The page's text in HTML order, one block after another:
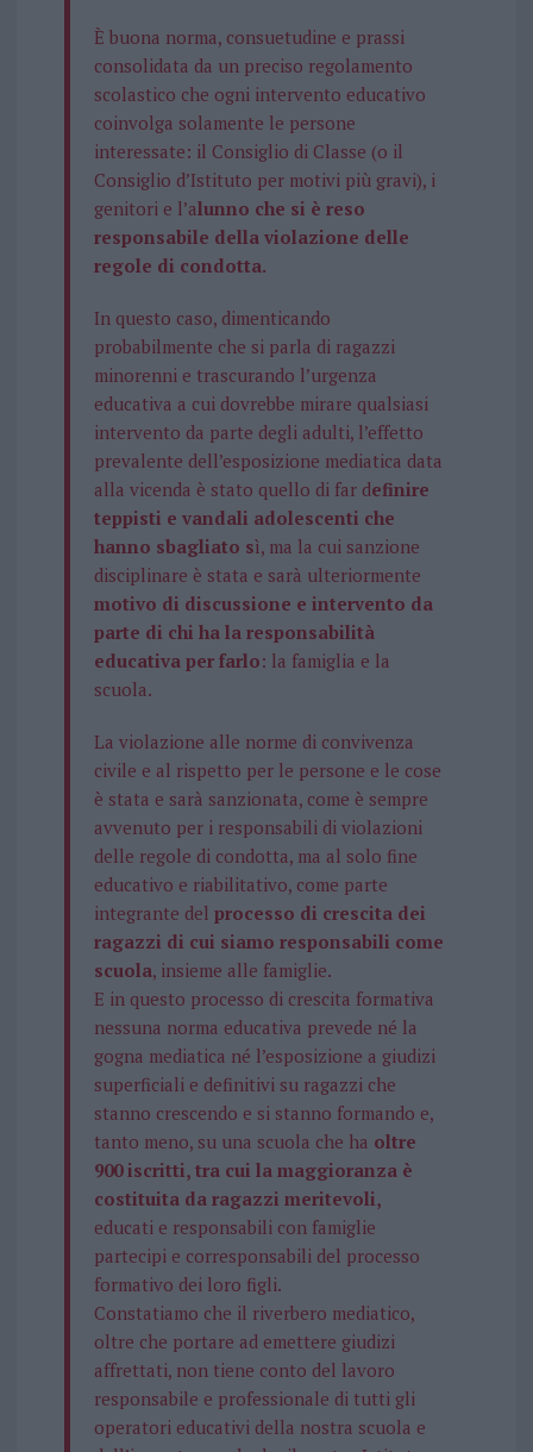
È buona norma, consuetudine e prassi
consolidata da un preciso regolamento
scolastico che ogni intervento educativo
coinvolga solamente le persone
interessate: il Consiglio di Classe (o il
Consiglio d’Istituto per motivi più gravi), i
genitori e l’alunno che si è reso
responsabile della violazione delle
regole di condotta.
In questo caso, dimenticando
probabilmente che si parla di ragazzi
minorenni e trascurando l’urgenza
educativa a cui dovrebbe mirare qualsiasi
intervento da parte degli adulti, l’effetto
prevalente dell’esposizione mediatica data
alla vicenda è stato quello di far definire
teppisti e vandali adolescenti che
hanno sbagliato sì, ma la cui sanzione
disciplinare è stata e sarà ulteriormente
motivo di discussione e intervento da
parte di chi ha la responsabilità
educativa per farlo: la famiglia e la
scuola.
La violazione alle norme di convivenza
civile e al rispetto per le persone e le cose
è stata e sarà sanzionata, come è sempre
avvenuto per i responsabili di violazioni
delle regole di condotta, ma al solo fine
educativo e riabilitativo, come parte
integrante del processo di crescita dei
ragazzi di cui siamo responsabili come
scuola, insieme alle famiglie.
E in questo processo di crescita formativa
nessuna norma educativa prevede né la
gogna mediatica né l’esposizione a giudizi
superficiali e definitivi su ragazzi che
stanno crescendo e si stanno formando e,
tanto meno, su una scuola che ha oltre
900 iscritti, tra cui la maggioranza è
costituita da ragazzi meritevoli,
educati e responsabili con famiglie
partecipi e corresponsabili del processo
formativo dei loro figli.
Constatiamo che il riverbero mediatico,
oltre che portare ad emettere giudizi
affrettati, non tiene conto del lavoro
responsabile e professionale di tutti gli
operatori educativi della nostra scuola e